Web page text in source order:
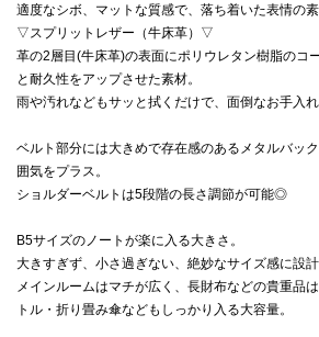
適度なシボ、マットな質感で、落ち着いた表情の
▽スプリットレザー（牛床革）▽
革の2層目(牛床革)の表面にポリウレタン樹脂のコ
と耐久性をアップさせた素材。
雨や汚れなどもサッと拭くだけで、面倒なお手入れ
ベルト部分には大きめで存在感のあるメタルバッ
囲気をプラス。
ショルダーベルトは5段階の長さ調節が可能◎
B5サイズのノートが楽に入る大きさ。
大きすぎず、小さ過ぎない、絶妙なサイズ感に設計
メインルームはマチが広く、長財布などの貴重品
トル・折り畳み傘などもしっかり入る大容量。